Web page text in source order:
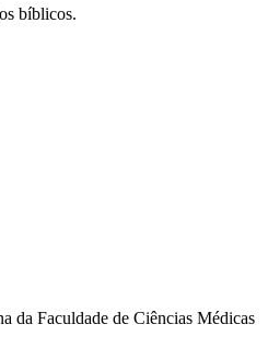
bíblicos.
da Faculdade de Ciências Médicas